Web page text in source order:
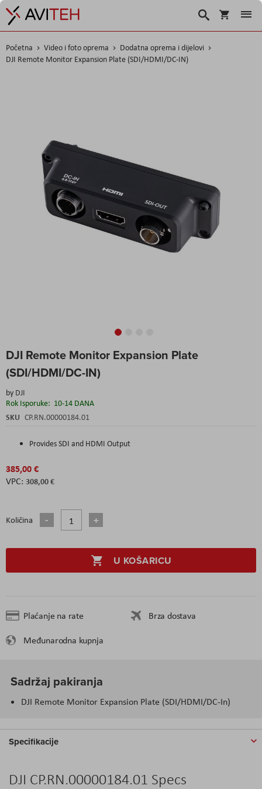
Košarica
Traži
Početna Video i foto oprema
Dodatna oprema i dijelovi
DJI Remote Monitor Expansion Plate (SDI/HDMI/DC-IN)
DJI Remote Monitor Expansion Plate
(SDI/HDMI/DC-IN)
by DJI
Rok Isporuke: 10-14 DANA
SKU CP.RN.00000184.01
Provides SDI and HDMI Output
385,00 €
308,00 €
Količina
U KOŠARICU
Plaćanje na rate
Brza dostava
Međunarodna kupnja
to
beginning
the
images
gallery
Sadržaj pakiranja
DJI Remote Monitor Expansion Plate (SDI/HDMI/DC-In)
Specifikacije
DJI CP.RN.00000184.01 Specs